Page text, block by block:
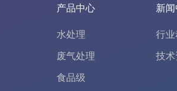
产品中心
水处理
废气处理
食品级
新
行
技